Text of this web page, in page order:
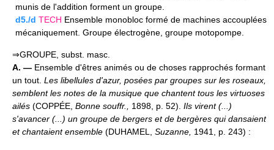
munis de l'addition forment un groupe.
d5./d TECH Ensemble monobloc formé de machines accouplées
mécaniquement. Groupe électrogène, groupe motopompe.
⇒GROUPE, subst. masc.
A. — Ensemble d'êtres animés ou de choses rapprochés formant
un tout. Les libellules d'azur, posées par groupes sur les roseaux,
semblent les notes de la musique que chantent tous les virtuoses
ailés (COPPÉE, Bonne souffr., 1898, p. 52). Ils virent (...)
s'avancer (...) un groupe de bergers et de bergères qui dansaient
et chantaient ensemble (DUHAMEL, Suzanne, 1941, p. 243) :